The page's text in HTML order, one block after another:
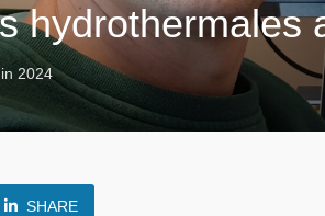
hydrothermales
2024
SHARE